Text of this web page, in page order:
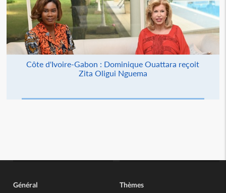
Côte d'Ivoire-Gabon : Dominique Ouattara reçoit
Zita Oligui Nguema
Général Thèmes